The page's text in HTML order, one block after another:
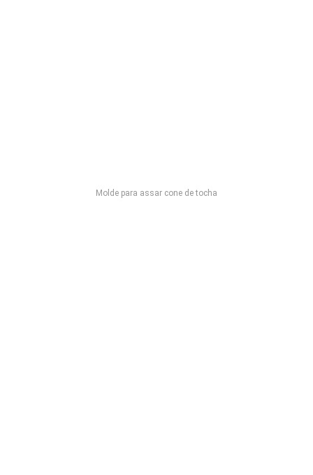
Molde para assar cone de tocha